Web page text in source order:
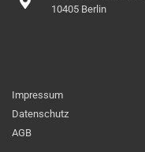
10405 Berlin
Impressum
Datenschutz
AGB